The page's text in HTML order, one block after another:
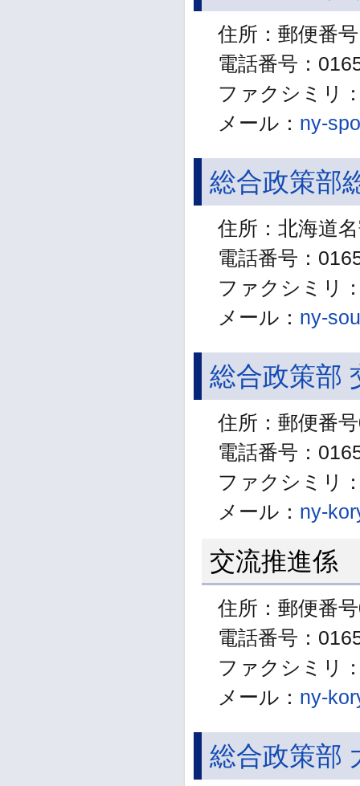
住所：郵便番
電話番号：
ファクシミリ
メール： ny-
総合政策部
住所：北海道
電話番号：
ファクシミリ
メール： ny-
総合政策部
住所：郵便番
電話番号：
ファクシミリ
メール： ny-
交流推進係
住所：郵便番
電話番号：
ファクシミリ
メール： ny-
総合政策部